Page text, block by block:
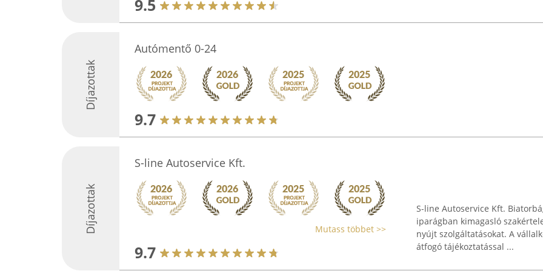
9.5
Díjazottak
Autómentő 0-24
9.7
Díjazottak
S-line Autoservice Kft.
Mutass többet >>
9.7
S-line Autoservice Kft.
iparágban kimagasló
nyújt szolgáltatásokat. A
átfogó tájékoztatással ...